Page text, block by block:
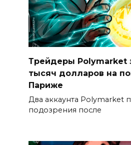
Трейдеры Polymarket
тысяч долларов на
Париже
Два аккаунта Polymarket
подозрения после